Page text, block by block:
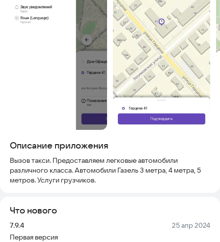
Описание приложения
Вызов такси. Предоставляем легковые автомобили
различного класса. Автомобили Газель 3 метра, 4 метра, 5
метров. Услуги грузчиков.
Что нового
Версия:
7.9.4 Дата:
25 апр 2024
Первая версия